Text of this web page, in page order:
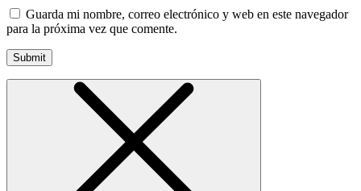
Guarda mi nombre, correo electrónico y web en este navegador
para la próxima vez que comente.